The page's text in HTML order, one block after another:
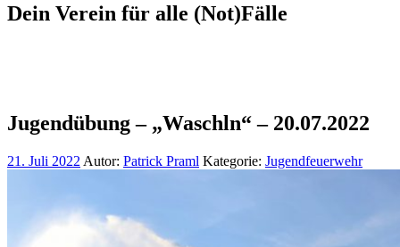
Dein Verein für alle (Not)Fälle
Jugendübung – „Waschln“ – 20.07.2022
21. Juli 2022 Autor: Patrick Praml Kategorie: Jugendfeuerwehr